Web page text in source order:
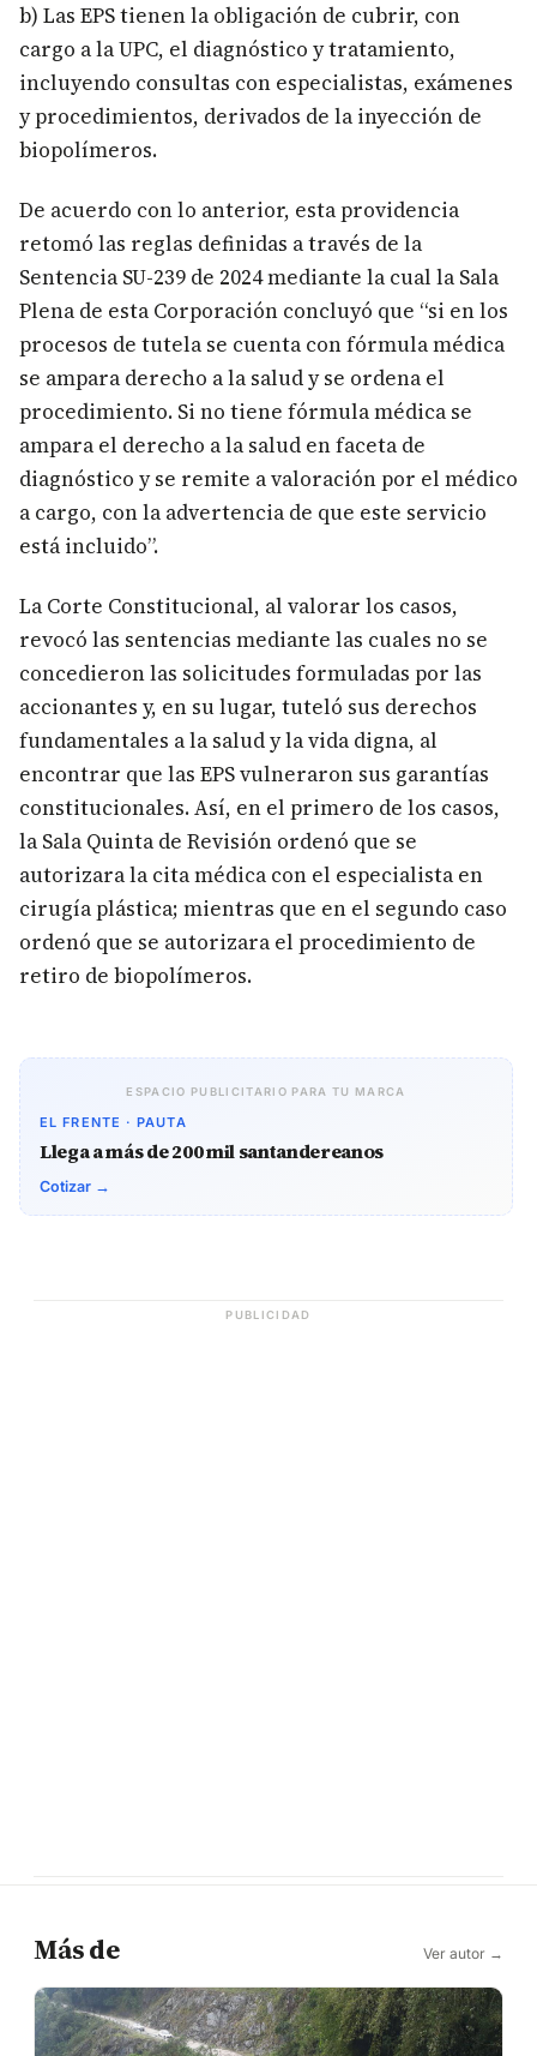
b) Las EPS tienen la obligación de cubrir, con
cargo a la UPC, el diagnóstico y tratamiento,
incluyendo consultas con especialistas, exámenes
y procedimientos, derivados de la inyección de
biopolímeros.
De acuerdo con lo anterior, esta providencia
retomó las reglas definidas a través de la
Sentencia SU-239 de 2024 mediante la cual la Sala
Plena de esta Corporación concluyó que “si en los
procesos de tutela se cuenta con fórmula médica
se ampara derecho a la salud y se ordena el
procedimiento. Si no tiene fórmula médica se
ampara el derecho a la salud en faceta de
diagnóstico y se remite a valoración por el médico
a cargo, con la advertencia de que este servicio
está incluido”.
La Corte Constitucional, al valorar los casos,
revocó las sentencias mediante las cuales no se
concedieron las solicitudes formuladas por las
accionantes y, en su lugar, tuteló sus derechos
fundamentales a la salud y la vida digna, al
encontrar que las EPS vulneraron sus garantías
constitucionales. Así, en el primero de los casos,
la Sala Quinta de Revisión ordenó que se
autorizara la cita médica con el especialista en
cirugía plástica; mientras que en el segundo caso
ordenó que se autorizara el procedimiento de
retiro de biopolímeros.
ESPACIO PUBLICITARIO PARA TU MARCA
EL FRENTE · PAUTA
Llega a más de 200 mil santandereanos
Cotizar →
PUBLICIDAD
Más de Ver autor →